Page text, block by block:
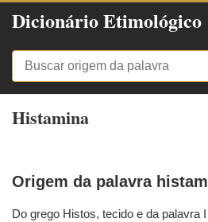
Dicionário Etimológico
Histamina
Origem da palavra
Do grego Histos, tecido e da palavra